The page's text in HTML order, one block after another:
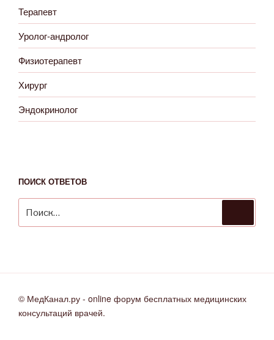
Терапевт
Уролог-андролог
Физиотерапевт
Хирург
Эндокринолог
ПОИСК ОТВЕТОВ
© МедКанал.ру - online форум бесплатных медицинских
консультаций врачей.